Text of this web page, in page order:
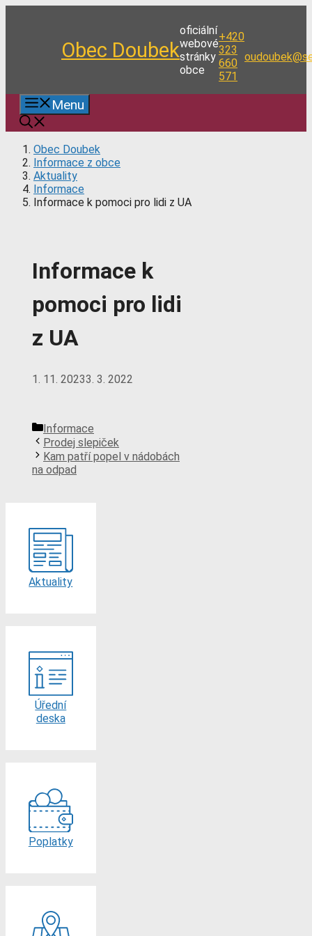
Obec Doubek
oficiální
webové
stránky
obce
+420
323
660
571
Menu
Obec Doubek
Informace z obce
Aktuality
Informace
Informace k pomoci pro lidi z UA
Informace k
pomoci pro lidi
z UA
1. 11. 20233. 3. 2022
Rubriky
Informace
Prodej slepiček
Kam patří popel v nádobách
na odpad
Aktuality
Úřední
deska
Poplatky